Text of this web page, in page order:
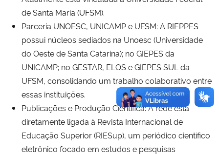
de Santa Maria (UFSM).
Parceria UNOESC, UNICAMP e UFSM: A RIEPPES
possui núcleos sediados na Unoesc (Universidade
do Oeste de Santa Catarina); no GIEPES da
UNICAMP; no GESTAR, ELOS e GIEPES SUL da
UFSM, consolidando um trabalho colaborativo entre
essas instituições.
Publicações e Produção Científica: A rede está
diretamente ligada à Revista Internacional de
Educação Superior (RIESup), um periódico científico
eletrônico focado em estudos e pesquisas